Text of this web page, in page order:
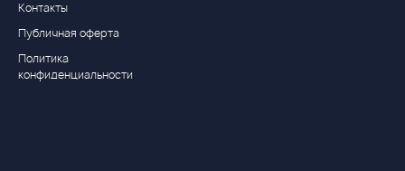
Контакты
Публичная оферта
Политика
конфиденциальности